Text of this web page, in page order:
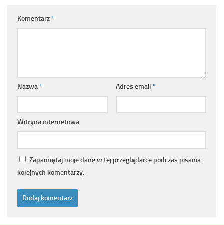
Komentarz*
Nazwa* Adres email *
Witryna internetowa
Zapamiętaj moje dane w tej przeglądarce podczas pisania
kolejnych komentarzy.